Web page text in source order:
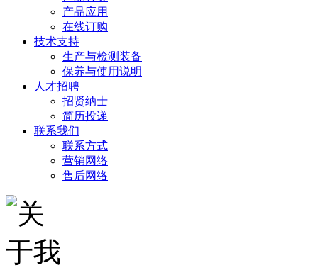
产品应用
在线订购
技术支持
生产与检测装备
保养与使用说明
人才招聘
招贤纳士
简历投递
联系我们
联系方式
营销网络
售后网络